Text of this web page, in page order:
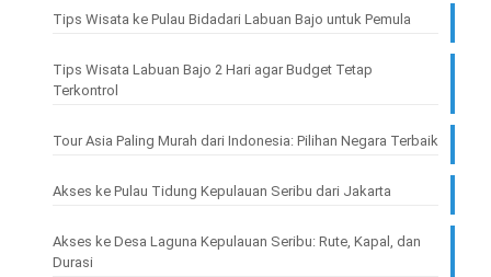
Tips Wisata ke Pulau Bidadari Labuan Bajo untuk Pemula
Tips Wisata Labuan Bajo 2 Hari agar Budget Tetap
Terkontrol
Tour Asia Paling Murah dari Indonesia: Pilihan Negara Terbaik
Akses ke Pulau Tidung Kepulauan Seribu dari Jakarta
Akses ke Desa Laguna Kepulauan Seribu: Rute, Kapal, dan
Durasi